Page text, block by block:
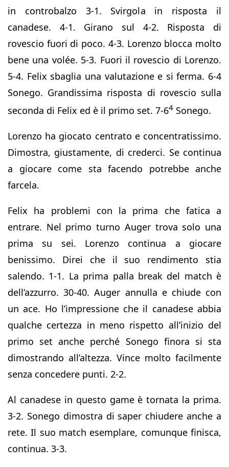
in controbalzo 3-1. Svirgola in risposta il
canadese. 4-1. Girano sul 4-2. Risposta di
rovescio fuori di poco. 4-3. Lorenzo blocca molto
bene una volée. 5-3. Fuori il rovescio di Lorenzo.
5-4. Felix sbaglia una valutazione e si ferma. 6-4
Sonego. Grandissima risposta di rovescio sulla
seconda di Felix ed è il primo set. 7-64 Sonego.
Lorenzo ha giocato centrato e concentratissimo.
Dimostra, giustamente, di crederci. Se continua
a giocare come sta facendo potrebbe anche
farcela.
Felix ha problemi con la prima che fatica a
entrare. Nel primo turno Auger trova solo una
prima su sei. Lorenzo continua a giocare
benissimo. Direi che il suo rendimento stia
salendo. 1-1. La prima palla break del match è
dell’azzurro. 30-40. Auger annulla e chiude con
un ace. Ho l’impressione che il canadese abbia
qualche certezza in meno rispetto all’inizio del
primo set anche perché Sonego finora si sta
dimostrando all’altezza. Vince molto facilmente
senza concedere punti. 2-2.
Al canadese in questo game è tornata la prima.
3-2. Sonego dimostra di saper chiudere anche a
rete. Il suo match esemplare, comunque finisca,
continua. 3-3.